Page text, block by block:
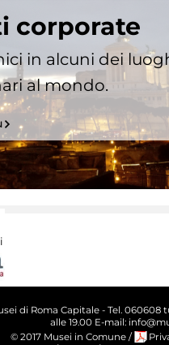
corporate
in alcuni dei
al mondo.
di Roma Capitale - Tel. 060608
alle 19.00 E-mail:
© 2017 Musei in Comune /